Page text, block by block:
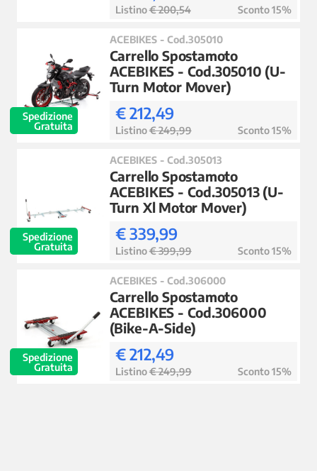
Listino€ 200,54 Sconto 15%
Spedizione
Gratuita
ACEBIKES - Cod.305010
Carrello Spostamoto
ACEBIKES - Cod.305010 (U-
Turn Motor Mover)
€ 212,49
Listino€ 249,99 Sconto 15%
Spedizione
Gratuita
ACEBIKES - Cod.305013
Carrello Spostamoto
ACEBIKES - Cod.305013 (U-
Turn Xl Motor Mover)
€ 339,99
Listino€ 399,99 Sconto 15%
Spedizione
Gratuita
ACEBIKES - Cod.306000
Carrello Spostamoto
ACEBIKES - Cod.306000
(Bike-A-Side)
€ 212,49
Listino€ 249,99 Sconto 15%